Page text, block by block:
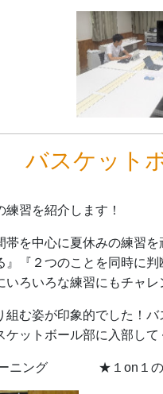
バスケット
習を紹介します！
帯を中心に夏休みの練習
』『２つのことを同時に
ろいろな練習にもチャレ
組む姿が印象的でした！
ットボール部に入部して
ーニング ★１on１の